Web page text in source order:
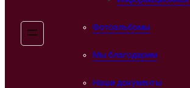
Фотоальбомы
Мы благодарим
Наши документы